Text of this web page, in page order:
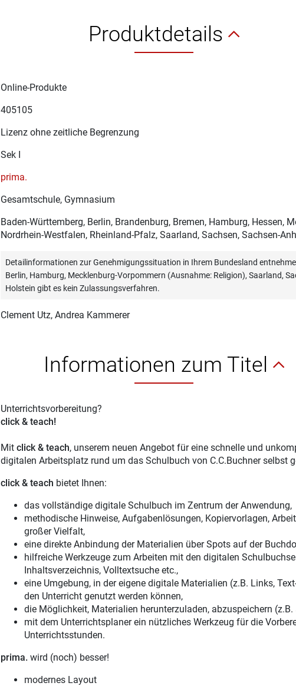
Produktdetails
Online-Produkte
405105
Lizenz ohne zeitliche Begrenzung
Sek I
prima.
Gesamtschule, Gymnasium
Baden-Württemberg, Berlin, Brandenburg, Bremen, Hamburg, Hessen,
Nordrhein-Westfalen, Rheinland-Pfalz, Saarland, Sachsen, Sachsen-
Detailinformationen zur Genehmigungssituation in Ihrem Bundesland
Berlin, Hamburg, Mecklenburg-Vorpommern (Ausnahme: Religion), Saarland,
Holstein gibt es kein Zulassungsverfahren.
Clement Utz, Andrea Kammerer
Informationen zum Titel
Unterrichtsvorbereitung?
click & teach!
Mit click & teach, unserem neuen Angebot für eine schnelle und
digitalen Arbeitsplatz rund um das Schulbuch von C.C.Buchner selbst
click & teach bietet Ihnen:
das vollständige digitale Schulbuch im Zentrum der Anwendung,
methodische Hinweise, Aufgabenlösungen, Kopiervorlagen,
großer Vielfalt,
eine direkte Anbindung der Materialien über Spots auf der
hilfreiche Werkzeuge zum Arbeiten mit den digitalen
Inhaltsverzeichnis, Volltextsuche etc.,
eine Umgebung, in der eigene digitale Materialien (z.B. Links,
den Unterricht genutzt werden können,
die Möglichkeit, Materialien herunterzuladen, abzuspeichern
mit dem Unterrichtsplaner ein nützliches Werkzeug für die
Unterrichtsstunden.
prima.wird (noch) besser!
modernes Layout